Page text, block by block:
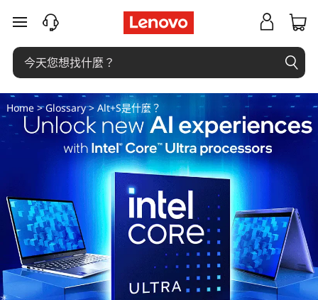
A
+
S
什
麼
？
跳至主要內容
Home>Glossary> Alt+S是什麼？